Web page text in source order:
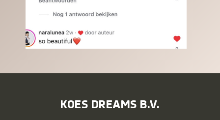
KOES DREAMS B.V.